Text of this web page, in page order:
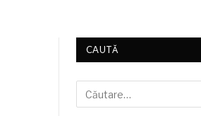
CAUTĂ